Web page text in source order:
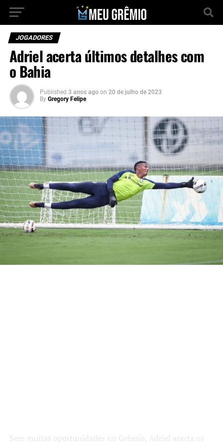
JOGADORES
Adriel acerta últimos detalhes com
o Bahia
Published 3 anos ago on 20 de julho de 2023
By Gregory Felipe
Sem muitas oportunidades no Grêmio, Adriel acerta os